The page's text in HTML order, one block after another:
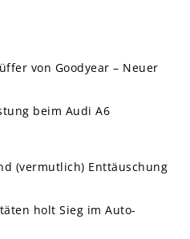
von Goodyear – Neuer
beim Audi A6
(vermutlich) Enttäuschung
holt Sieg im Auto-